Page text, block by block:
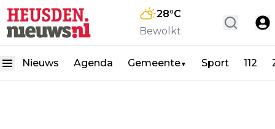
28°C
Bewolkt
Nieuws Agenda Gemeente▼ Sport 112